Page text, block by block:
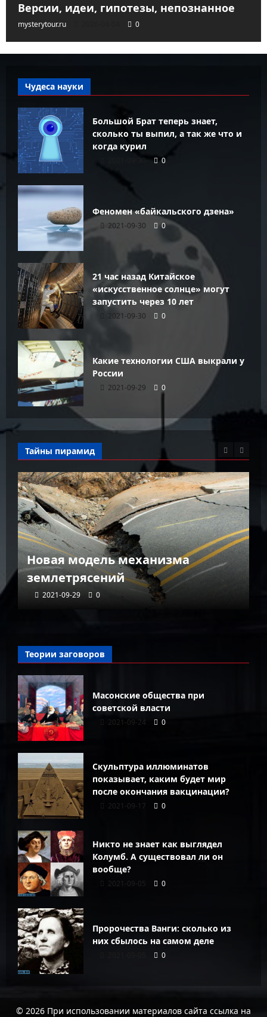
Версии, идеи, гипотезы, непознанное
mysterytour.ru 0
Чудеса науки
Большой Брат теперь знает,
сколько ты выпил, а так же что и
когда курил
2021-09-30 0
Феномен «байкальского дзена»
2021-09-30 0
21 час назад Китайское
«искусственное солнце» могут
запустить через 10 лет
2021-09-30 0
Какие технологии США выкрали у
России
2021-09-29 0
Тайны пирамид
Новая модель механизма
землетрясений
2021-09-29 0
Теории заговоров
Масонские общества при
советской власти
2021-09-24 0
Скульптура иллюминатов
показывает, каким будет мир
после окончания вакцинации?
2021-09-17 0
Никто не знает как выглядел
Колумб. А существовал ли он
вообще?
2021-09-05 0
Пророчества Ванги: сколько из
них сбылось на самом деле
0
© 2026 При использовании материалов сайта ссылка на